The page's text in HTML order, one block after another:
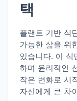
택
플랜트 기반 식
가능한 삶을 위
있습니다. 이 식
하며 윤리적인
작은 변화로 시
자신에게 큰 차